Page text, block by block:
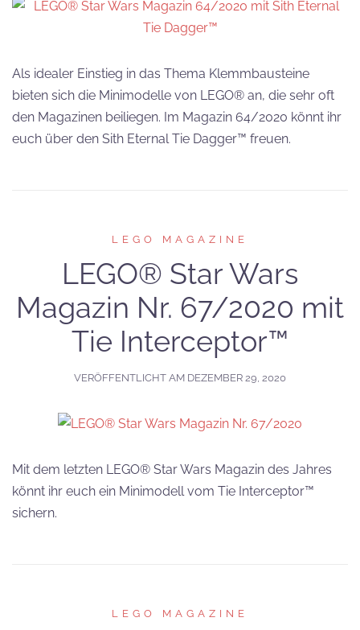
Als idealer Einstieg in das Thema Klemmbausteine
bieten sich die Minimodelle von LEGO® an, die sehr oft
den Magazinen beiliegen. Im Magazin 64/2020 könnt ihr
euch über den Sith Eternal Tie Dagger™ freuen.
LEGO MAGAZINE
LEGO® Star Wars
Magazin Nr. 67/2020 mit
Tie Interceptor™
VERÖFFENTLICHT AM DEZEMBER 29, 2020
Mit dem letzten LEGO® Star Wars Magazin des Jahres
könnt ihr euch ein Minimodell vom Tie Interceptor™
sichern.
LEGO MAGAZINE